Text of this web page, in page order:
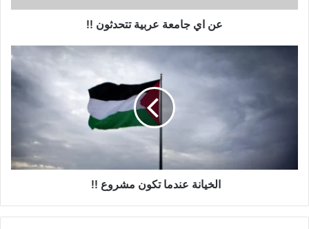
عن اي جامعة عربية تتحدثون !!
الخيانة عندما تكون مشروع !!